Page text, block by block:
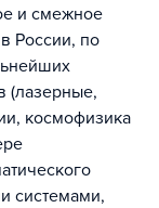
и смежное
России, по
(лазерные,
космофизика
системами,